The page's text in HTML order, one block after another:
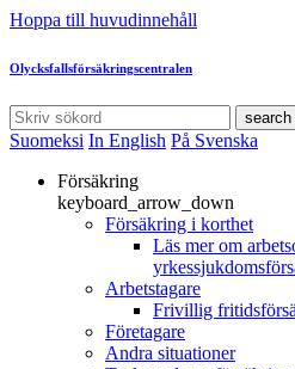
Hoppa till huvudinnehåll
Olycksfallsförsäkringscentralen
search
Suomeksi In English På Svenska
Försäkring
keyboard_arrow_down
Försäkring i korthet
Läs mer om
Arbetstagare
Frivillig
Företagare
Andra situationer